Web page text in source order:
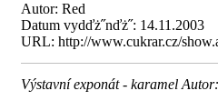
Autor: Red
Datum vydďż˝nďż˝: 14.11.2003
URL: http://www.cukrar.cz/
Výstavní exponát - karamel